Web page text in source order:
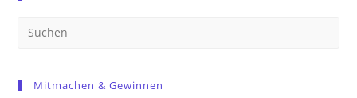
Mitmachen & Gewinnen